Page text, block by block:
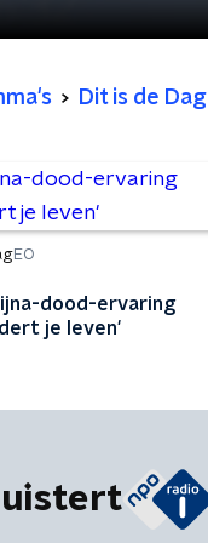
Dit is de Dag
EO
dood-ervaring
je leven'